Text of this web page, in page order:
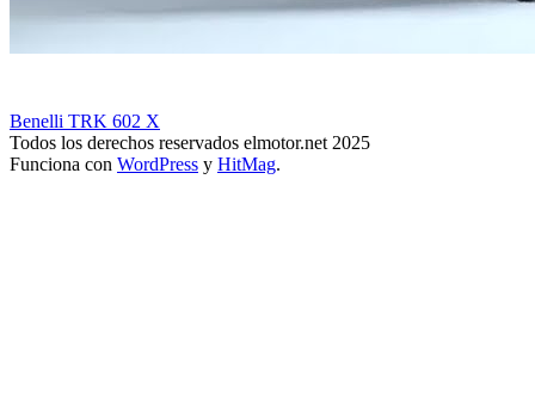
Benelli TRK 602 X
Todos los derechos reservados elmotor.net 2025
Funciona con WordPress y HitMag.